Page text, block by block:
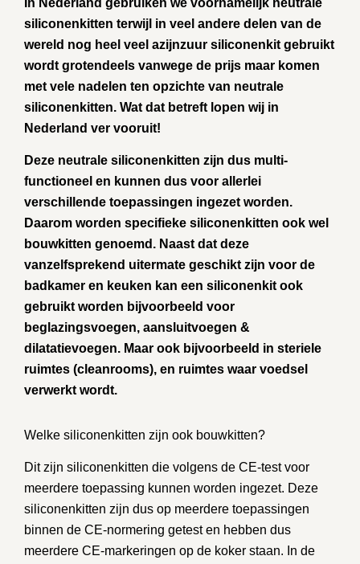
siliconenkitten terwijl in veel andere delen van de
wereld nog heel veel azijnzuur siliconenkit gebruikt
wordt grotendeels vanwege de prijs maar komen
met vele nadelen ten opzichte van neutrale
siliconenkitten. Wat dat betreft lopen wij in
Nederland ver vooruit!
Deze neutrale siliconenkitten zijn dus multi-
functioneel en kunnen dus voor allerlei
verschillende toepassingen ingezet worden.
Daarom worden specifieke siliconenkitten ook wel
bouwkitten genoemd. Naast dat deze
vanzelfsprekend uitermate geschikt zijn voor de
badkamer en keuken kan een siliconenkit ook
gebruikt worden bijvoorbeeld voor
beglazingsvoegen, aansluitvoegen &
dilatatievoegen. Maar ook bijvoorbeeld in steriele
ruimtes (cleanrooms), en ruimtes waar voedsel
verwerkt wordt.
Welke siliconenkitten zijn ook bouwkitten?
Dit zijn siliconenkitten die volgens de CE-test voor
meerdere toepassing kunnen worden ingezet. Deze
siliconenkitten zijn dus op meerdere toepassingen
binnen de CE-normering getest en hebben dus
meerdere CE-markeringen op de koker staan. In de